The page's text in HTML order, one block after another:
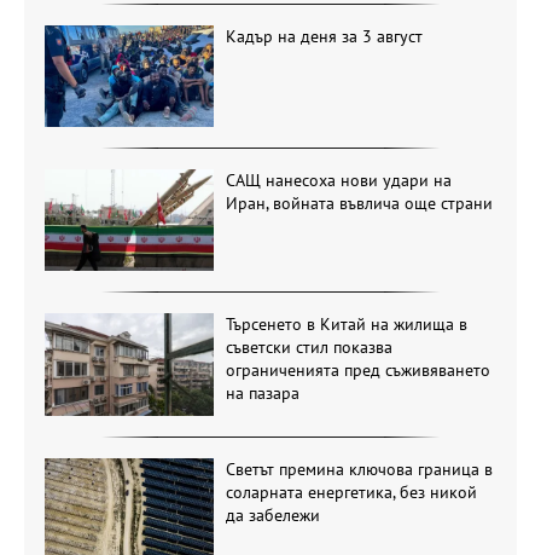
Кадър на деня за 3 август
САЩ нанесоха нови удари на
Иран, войната въвлича още страни
Търсенето в Китай на жилища в
съветски стил показва
ограниченията пред съживяването
на пазара
Светът премина ключова граница в
соларната енергетика, без никой
да забележи